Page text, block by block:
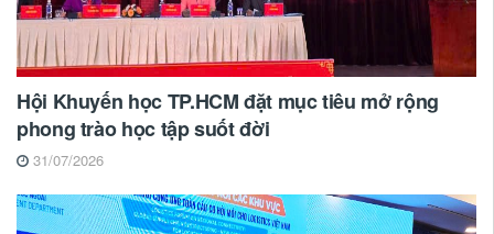
Hội Khuyến học TP.HCM đặt mục tiêu mở rộng
phong trào học tập suốt đời
31/07/2026